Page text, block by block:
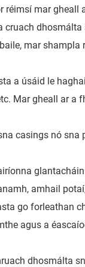
mar gheall
cruach dhosmálta
mar shampla
a úsáid le
Mar gheall ar a
casings nó sna
amhail
go forleathan
agus a
dhosmálta